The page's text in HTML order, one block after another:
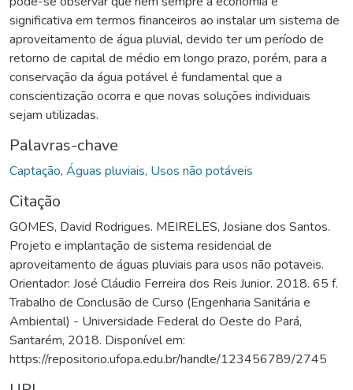
significativa em termos financeiros ao instalar um sistema de
aproveitamento de água pluvial, devido ter um período de
retorno de capital de médio em longo prazo, porém, para a
conservação da água potável é fundamental que a
conscientização ocorra e que novas soluções individuais
sejam utilizadas.
Palavras-chave
Captação, Águas pluviais, Usos não potáveis
Citação
GOMES, David Rodrigues. MEIRELES, Josiane dos Santos.
Projeto e implantação de sistema residencial de
aproveitamento de águas pluviais para usos não potaveis.
Orientador: José Cláudio Ferreira dos Reis Junior. 2018. 65 f.
Trabalho de Conclusão de Curso (Engenharia Sanitária e
Ambiental) - Universidade Federal do Oeste do Pará,
Santarém, 2018. Disponível em:
https://repositorio.ufopa.edu.br/handle/123456789/2745